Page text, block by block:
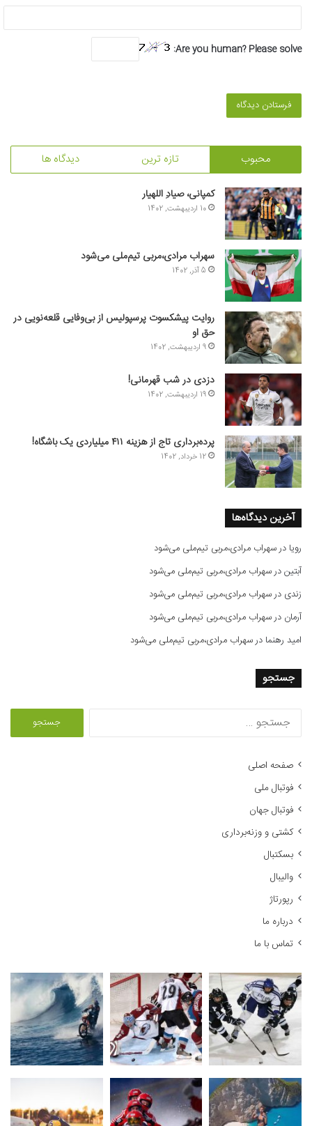
Are you human? Please solve:
محبوب تازه ترین دیدگاه ها
کمپانی، صیادِ اللهیار
10 اردیبهشت, 1402
سهراب مرادی،مربی تیم‌ملی می‌شود
5 آذر, 1402
روایت پیشکسوت پرسپولیس از بی‌وفایی قلعه‌نویی در
حق او
9 اردیبهشت, 1402
دزدی در شب قهرمانی!
19 اردیبهشت, 1402
پرده‌برداری تاج از هزینه ۴۱۱ میلیاردی یک باشگاه!
12 خرداد, 1402
آخرین دیدگاه‌ها
رویا درسهراب مرادی،مربی تیم‌ملی می‌شود
آبتیندرسهراب مرادی،مربی تیم‌ملی می‌شود
زندی درسهراب مرادی،مربی تیم‌ملی می‌شود
آرمان درسهراب مرادی،مربی تیم‌ملی می‌شود
امید رهنما درسهراب مرادی،مربی تیم‌ملی می‌شود
جستجو
صفحه اصلی
فوتبال ملی
فوتبال جهان
کشتی و وزنه‌برداری
بسکتبال
والیبال
رپورتاژ
درباره ما
تماس با ما